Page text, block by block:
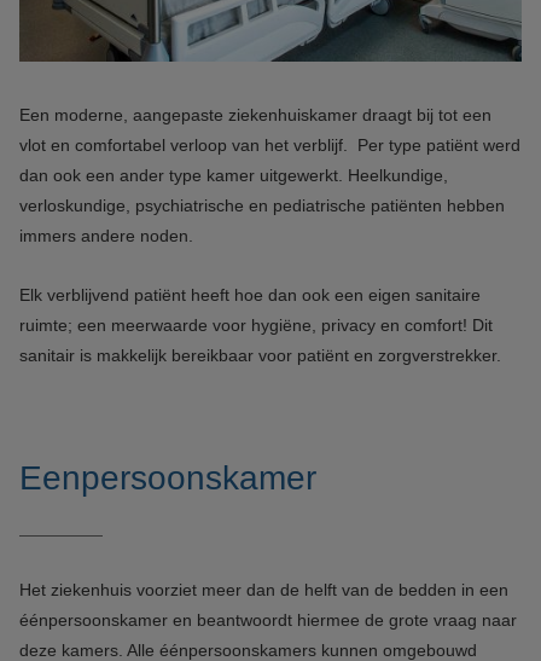
Een moderne, aangepaste ziekenhuiskamer draagt bij tot een
vlot en comfortabel verloop van het verblijf. Per type patiënt werd
dan ook een ander type kamer uitgewerkt. Heelkundige,
verloskundige, psychiatrische en pediatrische patiënten hebben
immers andere noden.
Elk verblijvend patiënt heeft hoe dan ook een eigen sanitaire
ruimte; een meerwaarde voor hygiëne, privacy en comfort! Dit
sanitair is makkelijk bereikbaar voor patiënt en zorgverstrekker.
Eenpersoonskamer
Het ziekenhuis voorziet meer dan de helft van de bedden in een
éénpersoonskamer en beantwoordt hiermee de grote vraag naar
deze kamers. Alle éénpersoonskamers kunnen omgebouwd